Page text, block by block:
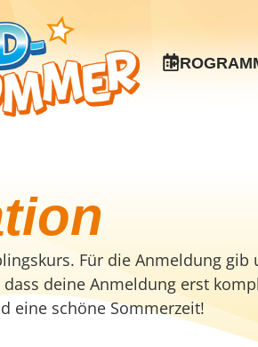
Für die Anmeldung gib
deine Anmeldung erst
eine schöne Sommerzeit!